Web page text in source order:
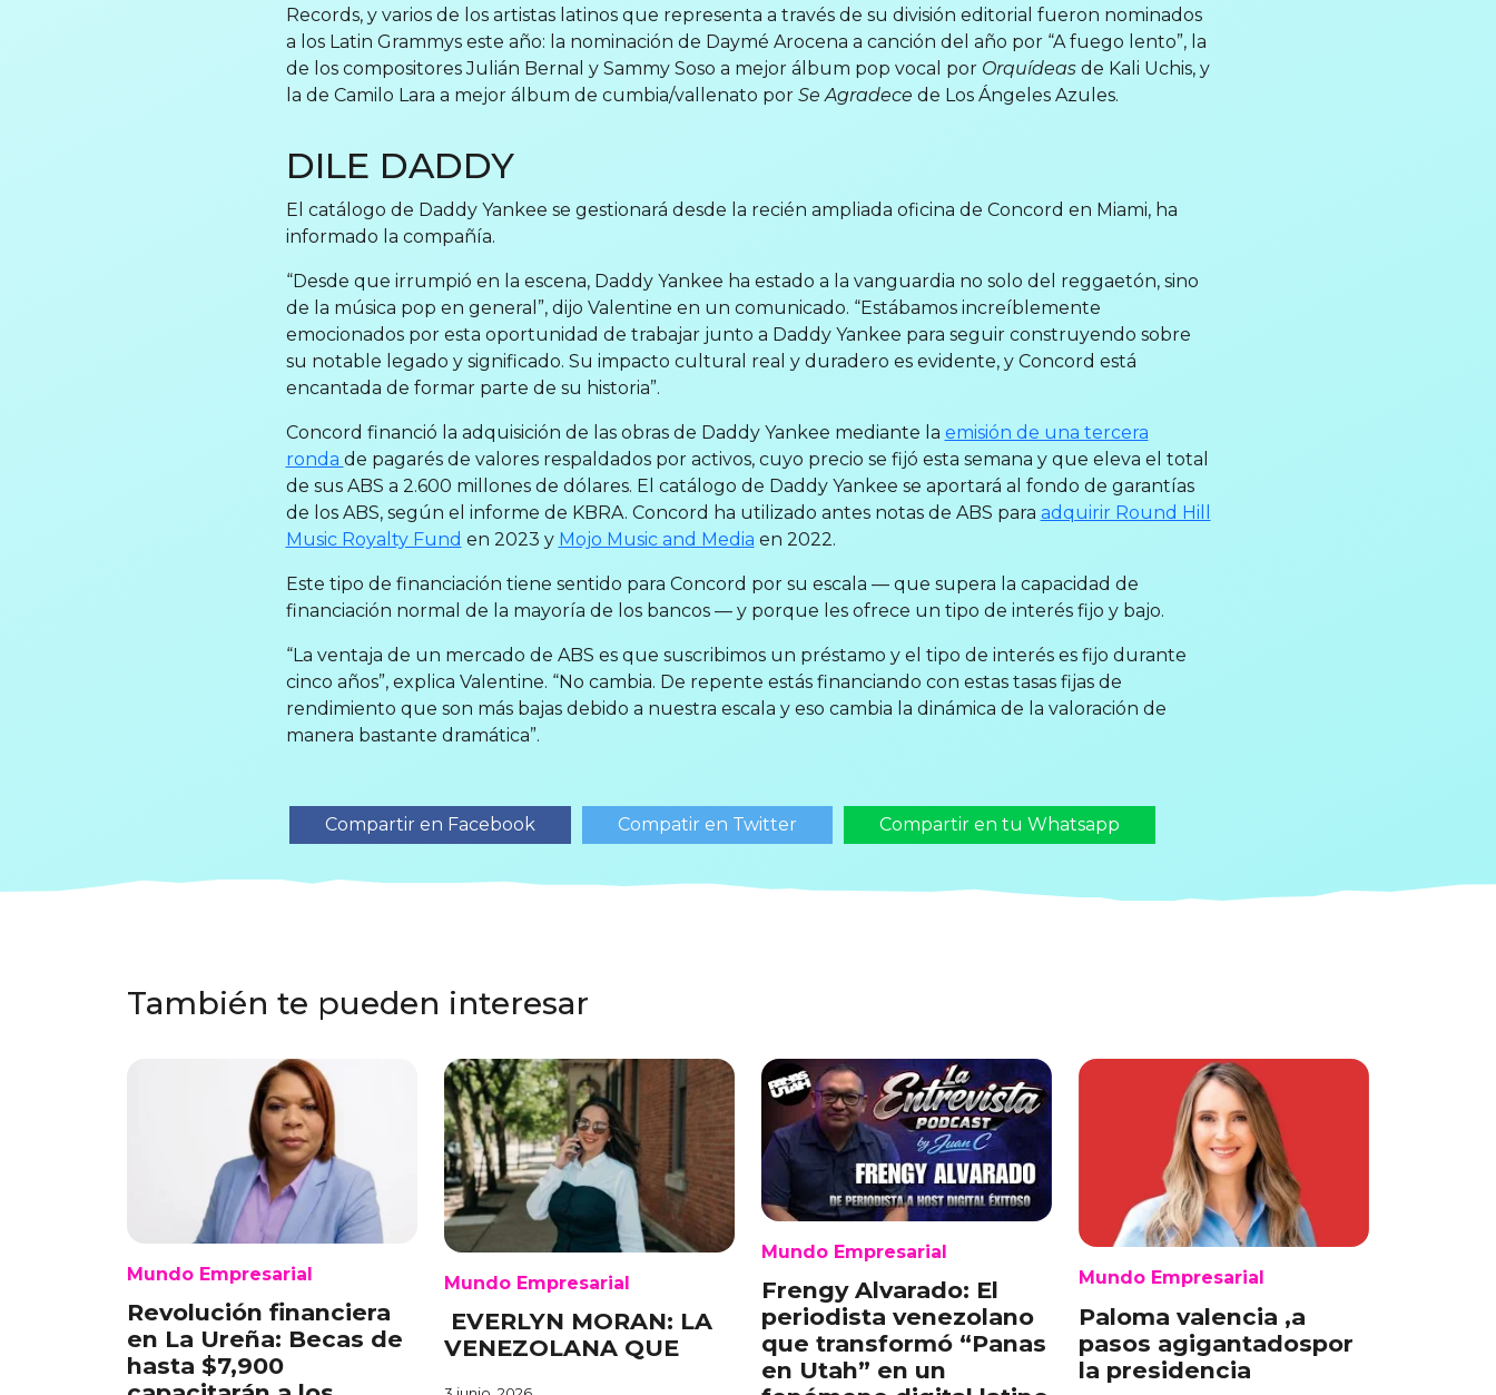
Records, y varios de los artistas latinos que representa a través de su división editorial fueron nominados
a los Latin Grammys este año: la nominación de Daymé Arocena a canción del año por “A fuego lento”, la
de los compositores Julián Bernal y Sammy Soso a mejor álbum pop vocal por Orquídeasde Kali Uchis, y
la de Camilo Lara a mejor álbum de cumbia/vallenato por Se Agradece de Los Ángeles Azules.
DILE DADDY
El catálogo de Daddy Yankee se gestionará desde la recién ampliada oficina de Concord en Miami, ha
informado la compañía.
“Desde que irrumpió en la escena, Daddy Yankee ha estado a la vanguardia no solo del reggaetón, sino
de la música pop en general”, dijo Valentine en un comunicado. “Estábamos increíblemente
emocionados por esta oportunidad de trabajar junto a Daddy Yankee para seguir construyendo sobre
su notable legado y significado. Su impacto cultural real y duradero es evidente, y Concord está
encantada de formar parte de su historia”.
Concord financió la adquisición de las obras de Daddy Yankee mediante la emisión de una tercera
ronda de pagarés de valores respaldados por activos, cuyo precio se fijó esta semana y que eleva el total
de sus ABS a 2.600 millones de dólares. El catálogo de Daddy Yankee se aportará al fondo de garantías
de los ABS, según el informe de KBRA. Concord ha utilizado antes notas de ABS para adquirir Round Hill
Music Royalty Fund en 2023 y Mojo Music and Media en 2022.
Este tipo de financiación tiene sentido para Concord por su escala — que supera la capacidad de
financiación normal de la mayoría de los bancos — y porque les ofrece un tipo de interés fijo y bajo.
“La ventaja de un mercado de ABS es que suscribimos un préstamo y el tipo de interés es fijo durante
cinco años”, explica Valentine. “No cambia. De repente estás financiando con estas tasas fijas de
rendimiento que son más bajas debido a nuestra escala y eso cambia la dinámica de la valoración de
manera bastante dramática”.
Compartir en Facebook Compatir en Twitter Compartir en tu Whatsapp
También te pueden interesar
Mundo Empresarial
Revolución financiera
en La Ureña: Becas de
hasta $7,900
Mundo Empresarial
EVERLYN MORAN: LA
VENEZOLANA QUE
Mundo Empresarial
Frengy Alvarado: El
periodista venezolano
que transformó “Panas
en Utah” en un
Mundo Empresarial
Paloma valencia ,a
pasos agigantadospor
la presidencia